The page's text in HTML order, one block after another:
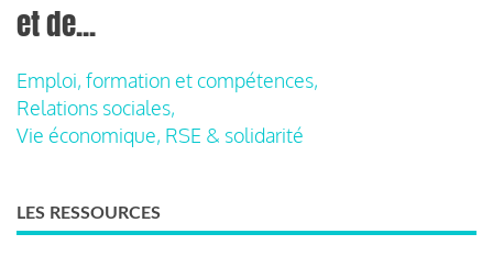
et de...
Emploi, formation et compétences,
Relations sociales,
Vie économique, RSE & solidarité
LES RESSOURCES